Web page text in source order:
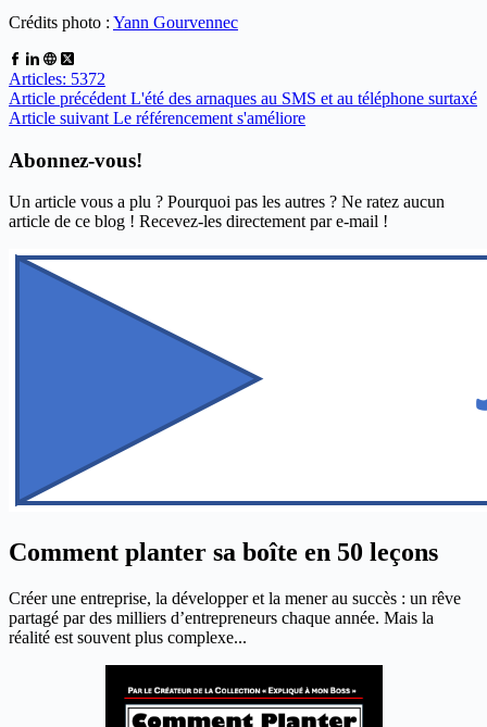
Crédits photo : Yann Gourvennec
Articles: 5372
Article précédent L'été des arnaques au SMS et au téléphone surtaxé
Article suivant Le référencement s'améliore
Abonnez-vous!
Un article vous a plu ? Pourquoi pas les autres ? Ne ratez aucun
article de ce blog ! Recevez-les directement par e-mail !
Comment planter sa boîte en 50 leçons
Créer une entreprise, la développer et la mener au succès : un rêve
partagé par des milliers d’entrepreneurs chaque année. Mais la
réalité est souvent plus complexe...